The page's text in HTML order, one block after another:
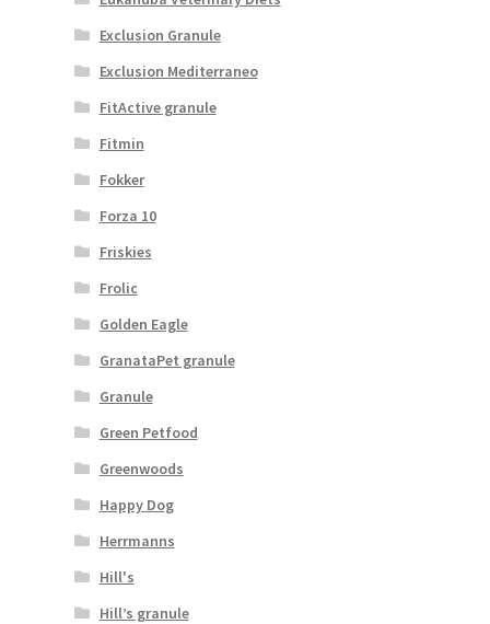
Exclusion Granule
Exclusion Mediterraneo
FitActive granule
Fitmin
Fokker
Forza 10
Friskies
Frolic
Golden Eagle
GranataPet granule
Granule
Green Petfood
Greenwoods
Happy Dog
Herrmanns
Hill's
Hill’s granule